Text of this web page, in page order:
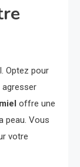
Optez pour
offre une
peau. Vous
votre